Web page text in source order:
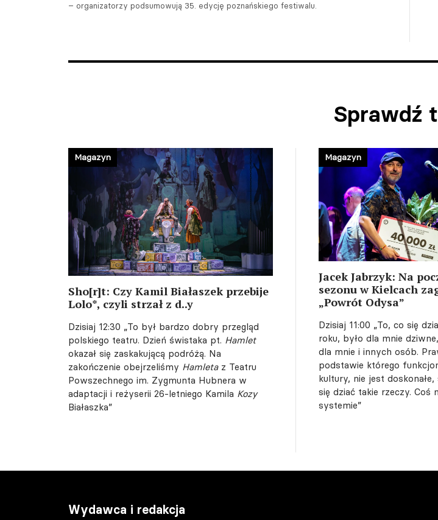
– organizatorzy podsumowują 35. edycję poznańskiego festiwalu.
Sprawdź
Sho[r]t: Czy Kamil Białaszek przebije
Lolo*, czyli strzał z d..y
Dzisiaj 12:30 „To był bardzo dobry przegląd
polskiego teatru. Dzień świstaka pt. Hamlet
okazał się zaskakującą podróżą. Na
zakończenie obejrzeliśmy Hamletaz Teatru
Powszechnego im. Zygmunta Hubnera w
adaptacji i reżyserii 26-letniego Kamila Kozy
Białaszka”
Magazyn
Jacek Jabrzyk: Na
sezonu w Kielcach
„Powrót Odysa”
Dzisiaj 11:00 „To, co się
roku, było dla mnie
dla mnie i innych osób.
podstawie którego
kultury, nie jest
się dziać takie rzeczy. Coś
systemie”
Magazyn
Wydawca i redakcja